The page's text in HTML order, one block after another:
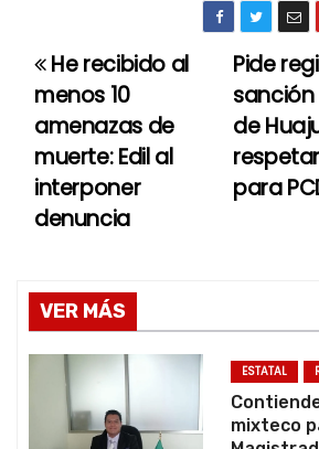
N
a
v
e
a
c
Pide
de
para
He recibido al
menos 10
amenazas de
muerte: Edil al
interponer
denuncia
VER MÁS
ESTATAL
mixteco